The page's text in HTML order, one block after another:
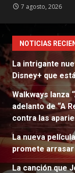
7 agosto, 2026
NOTICIAS
La intrigante
Disney+ que
Walkways lanza
adelanto de “A
contra las
La nueva
promete arrasar
La canción que